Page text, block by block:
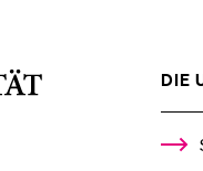
DIE